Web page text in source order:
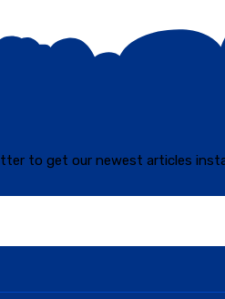
to get our newest articles